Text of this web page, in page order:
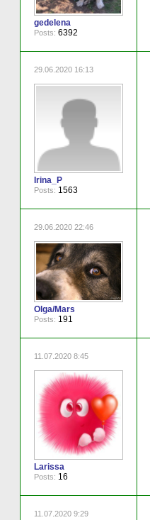
gedelena
Posts: 6392
29.06.2020 16:13
Irina_P
Posts: 1563
29.06.2020 22:46
Olga/Mars
Posts: 191
11.07.2020 8:45
Larissa
Posts: 16
11.07.2020 9:29